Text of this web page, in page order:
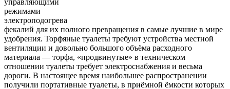
управляющими
режимами
электроподогрева
фекалий для их полного превращения в самые лучшие в мире
удобрения. Торфяные туалеты требуют устройства местной
вентиляции и довольно большого объёма расходного
материала — торфа, «продвинутые» в техническом
отношении туалеты требует электроснабжения и весьма
дороги. В настоящее время наибольшее распространении
получили портативные туалеты, в приёмной ёмкости которых